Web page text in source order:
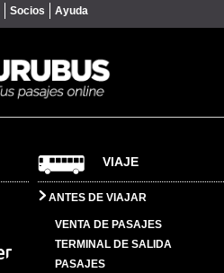
Socios Ayuda
VIAJE
ANTES DE VIAJAR
VENTA DE PASAJES
TERMINAL DE SALIDA
PASAJES